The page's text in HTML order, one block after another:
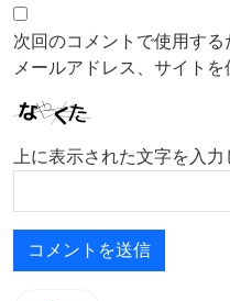
次回のコメントで使用する
メールアドレス、サイトを
上に表示された文字を入力